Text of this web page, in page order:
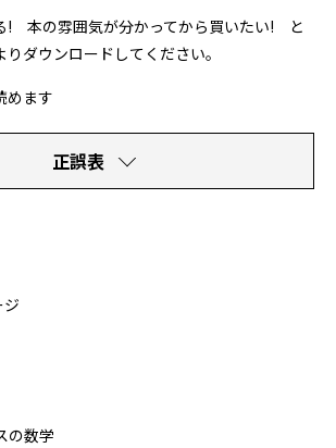
! 本の雰囲気が分かってから買いたい! と
りダウンロードしてください。
めます
正誤表
の数学